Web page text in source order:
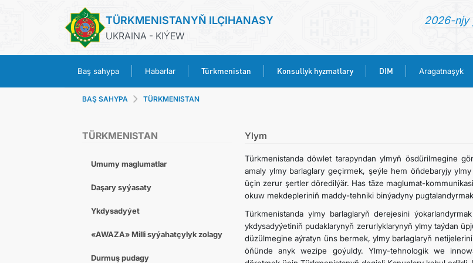
TÜRKMENISTANYŇ ILÇIHANASY
UKRAINA - KIÝEW
2026-njy
Baş sahypa Habarlar Türkmenistan Konsullyk hyzmatlary DIM Aragatnaşyk
TÜRKMENISTAN
KONSULLYK HYZMATLARY
DIM
BAŞ SAHYPA TÜRKMENISTAN
TÜRKMENISTAN
Umumy maglumatlar
Daşary syýasaty
Ykdysadyýet
«AWAZA» Milli syýahatçylyk zolagy
Durmuş pudagy
Ylym
Türkmenistanda döwlet tarapyndan ylmyň ösdürilmegine
amaly ylmy barlaglary geçirmek, şeýle hem öňdebaryjy
üçin zerur şertler döredilýär. Has täze maglumat-
okuw mekdepleriniň maddy-tehniki binýadyny
Türkmenistanda ylmy barlaglaryň derejesini
ykdysadyýetiniň pudaklarynyň zerurlyklarynyň ylmy taýdan
düzülmegine aýratyn üns bermek, ylmy barlaglaryň
öňünde anyk wezipe goýuldy. Ylmy-tehnologik we